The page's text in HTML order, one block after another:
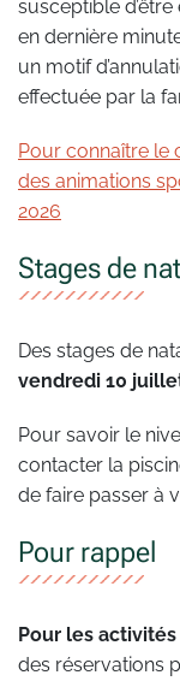
susceptible
en dernière
un motif
effectuée par la
Pour connaître le
des animations
2026
Stages de
Des stages de
vendredi 10
Pour savoir le
contacter la
de faire passer à
Pour rappel
Pour les
des réservations